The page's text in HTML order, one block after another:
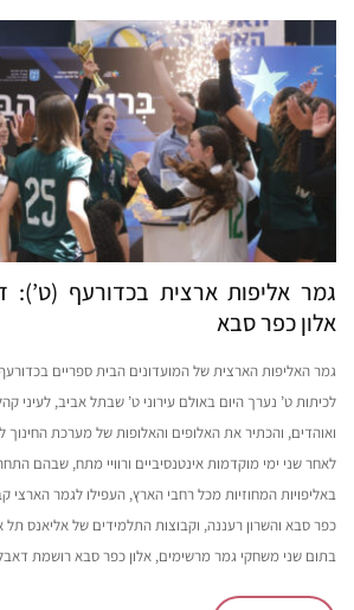
גמר אליפות ארצית בכדורעף
אלון כפר סבא
גמר האליפות הארצית של המועדונים הבית ספריים
לכיתות ט’ נערך היום באולם עירוני ט’ שבתל אביב, לעיני
ואוהדים, והכתיר את האלופים והאלופות של מערכת
לאחר שני ימי מוקדמות אינטנסיביים ורוויי מתח, שבהם
באליפויות המחוזיות מכל רחבי הארץ, העפילו לגמר הארצי
כפר סבא והשרון רעננה, וקבוצות התלמידים של אליאנס תל
בתום שני משחקי גמר מרשימים, אלון כפר סבא רושמת